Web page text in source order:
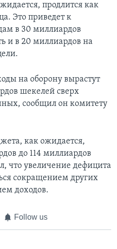
продлится как
Это приведет к
в 30 миллиардов
и в 20 миллиардов на
на оборону вырастут
шекелей сверх
сообщил он комитету
как ожидается,
до 114 миллиардов
что увеличение дефицита
сокращением других
доходов.
Follow us